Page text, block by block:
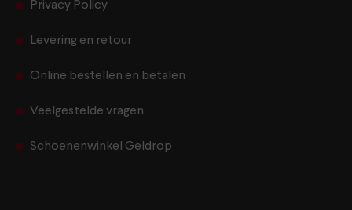
Privacy Policy
Levering en retour
Online bestellen en betalen
Veelgestelde vragen
Schoenenwinkel Geldrop